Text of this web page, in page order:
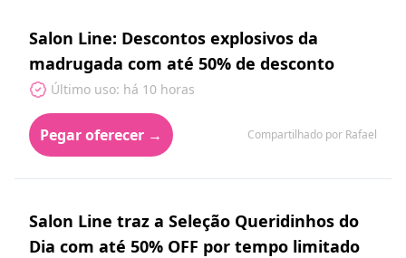
Salon Line: Descontos explosivos da
madrugada com até 50% de desconto
Último uso: há 10 horas
Pegar oferecer → Compartilhado por Rafael
Salon Line traz a Seleção Queridinhos do
Dia com até 50% OFF por tempo limitado